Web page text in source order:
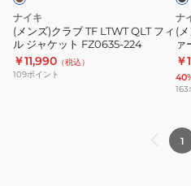
フ
ィ
ル
ジ
ナイキ
(メンズ)クラブ TF LTWT QLT フィ
ル ジャケット FZ0635-224
￥11,990 （税込）
109ポイント
フ
ァ
ー
ジ
ャ
ッ
ト
ナ
(
ァ
￥
163
1